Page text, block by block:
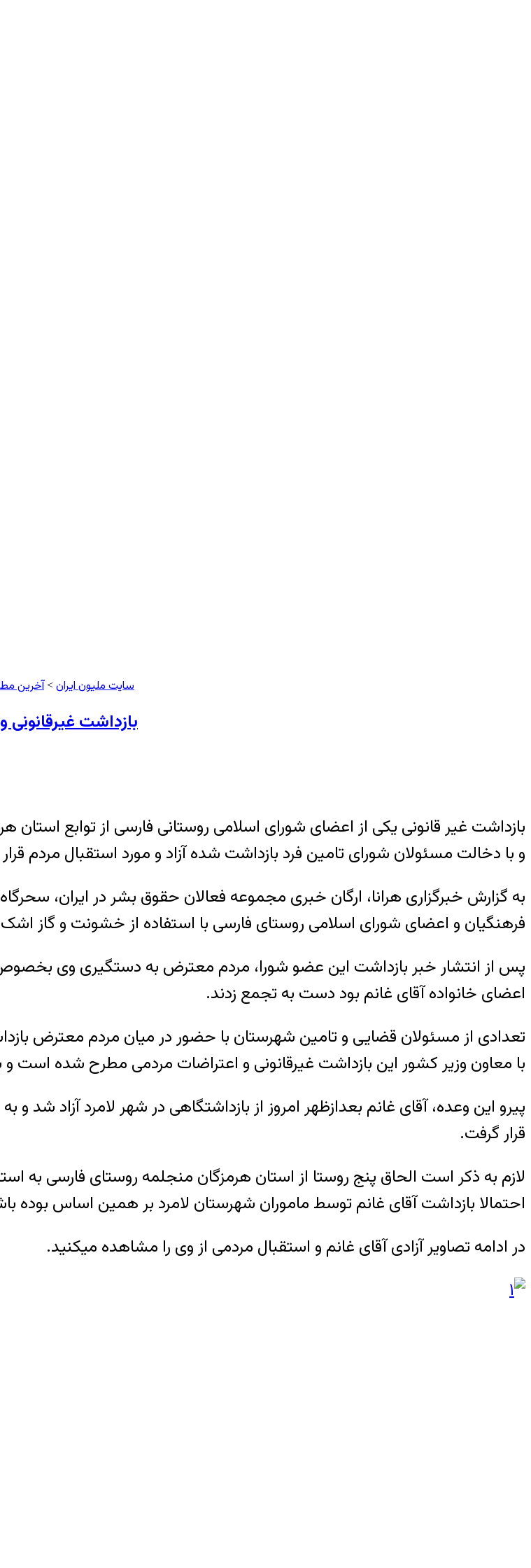
سایت ملیون ایران >آخرین
بازداشت
بازداشت غیر قانونی یکی از اعضای شورای اسلامی روستانی فارسی از توابع
و با دخالت مسئولان شورای تامین فرد بازداشت شده آزاد و مورد استقبال مردم
به گزارش خبرگزاری هرانا، ارگان خبری مجموعه فعالان حقوق بشر در ایران،
فرهنگیان و اعضای شورای اسلامی روستای فارسی با استفاده از خشونت و گاز اشک
پس از انتشار خبر بازداشت این عضو شورا، مردم معترض به دستگیری وی
اعضای خانواده آقای غانم بود دست به تجمع زدند.
تعدادی از مسئولان قضایی و تامین شهرستان با حضور در میان مردم معترض
با معاون وزیر کشور این بازداشت غیرقانونی و اعتراضات مردمی مطرح شده است
پیرو این وعده، آقای غانم بعدازظهر امروز از بازداشتگاهی در شهر لامرد آزاد
قرار گرفت.
لازم به ذکر است الحاق پنج روستا از استان هرمزگان منجلمه روستای
احتمالا بازداشت آقای غانم توسط ماموران شهرستان لامرد بر همین اساس بوده
در ادامه تصاویر آزادی آقای غانم و استقبال مردمی از وی را مشاهده میکنید.